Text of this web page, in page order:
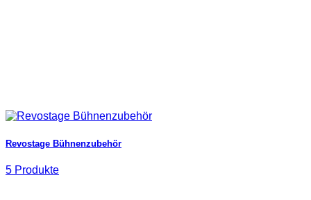
Revostage Bühnenzubehör
5 Produkte